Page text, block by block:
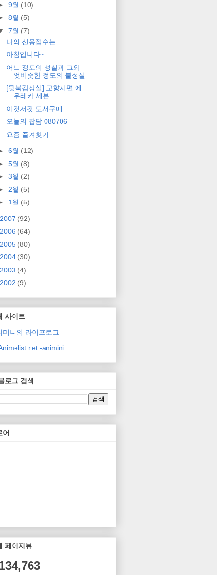
9월 (10)
8월 (5)
7월 (7)
나의 신용점수는….
아침입니다~
어느 정도의 성실과 그와
엇비슷한 정도의 불성실
[뒷북감상실] 교향시편 에
우레카 세븐
이것저것 도서구매
오늘의 잡담 080706
요즘 즐겨찾기
6월 (12)
5월 (8)
3월 (2)
2월 (5)
1월 (5)
2007 (92)
2006 (64)
2005 (80)
2004 (30)
2003 (4)
2002 (9)
사이트
미니의 라이프로그
-animini
로그 검색
어
페이지뷰